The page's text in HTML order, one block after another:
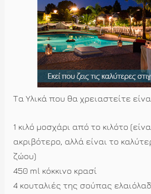
Τα Υλικά που θα χρειαστείτε
1 κιλό μοσχάρι από το κιλότο
ακριβότερο, αλλά είναι το
ζώου)
450 ml κόκκινο κρασί
4 κουταλιές της σούπας